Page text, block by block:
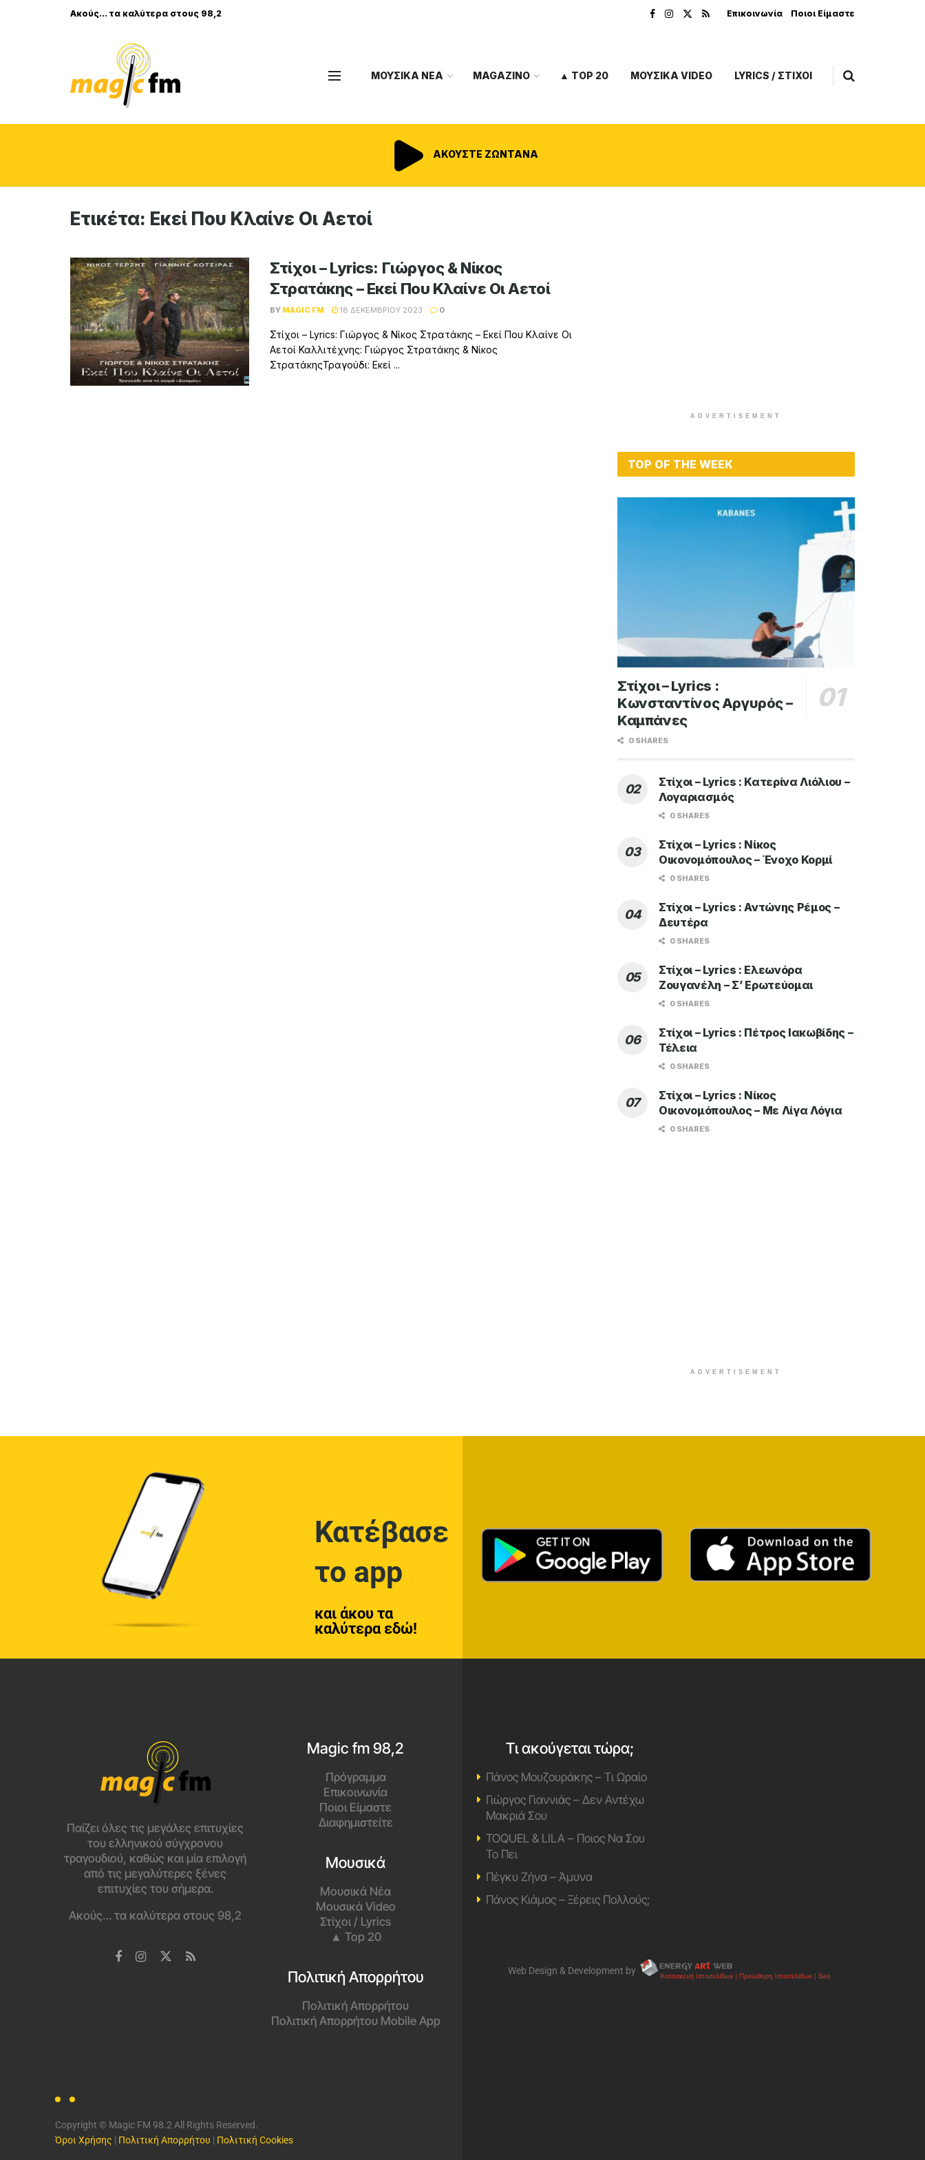
Ακούς... τα καλύτερα στους 98,2 Επικοινωνία Ποιοι Είμαστε
ΜΟΥΣΙΚΑ ΝΕΑ MAGAZINO ▲ TOP 20 ΜΟΥΣΙΚΑ VIDEO LYRICS / ΣΤΙΧΟΙ
ΑΚΟΥΣΤΕ ΖΩΝΤΑΝΑ
Ετικέτα: Εκεί Που Κλαίνε Οι Αετοί
Στίχοι – Lyrics: Γιώργος & Νίκος
Στρατάκης – Εκεί Που Κλαίνε Οι Αετοί
BY MAGIC FM 18 ΔΕΚΕΜΒΡΊΟΥ 2023 0
Στίχοι – Lyrics: Γιώργος & Νίκος Στρατάκης – Εκεί Που Κλαίνε Οι
Αετοί Καλλιτέχνης: Γιώργος Στρατάκης & Νίκος
ΣτρατάκηςΤραγούδι: Εκεί ...
ADVERTISEMENT
TOP OF THE WEEK
Στίχοι – Lyrics :
Κωνσταντίνος Αργυρός –
Καμπάνες
0 SHARES
Στίχοι – Lyrics : Κατερίνα Λιόλιου –
Λογαριασμός
0 SHARES
Στίχοι – Lyrics : Νίκος
Οικονομόπουλος – Ένοχο Κορμί
0 SHARES
Στίχοι – Lyrics : Αντώνης Ρέμος –
Δευτέρα
0 SHARES
Στίχοι – Lyrics : Ελεωνόρα
Ζουγανέλη – Σ’ Ερωτεύομαι
0 SHARES
Στίχοι – Lyrics : Πέτρος Ιακωβίδης –
Τέλεια
0 SHARES
Στίχοι – Lyrics : Νίκος
Οικονομόπουλος – Με Λίγα Λόγια
0 SHARES
ADVERTISEMENT
Κατέβασε
το app
και άκου τα
καλύτερα εδώ!
Παίζει όλες τις μεγάλες επιτυχίες
του ελληνικού σύγχρονου
τραγουδιού, καθώς και μία επιλογή
από τις μεγαλύτερες ξένες
επιτυχίες του σήμερα.
Ακούς… τα καλύτερα στους 98,2
Magic fm 98,2
Πρόγραμμα
Επικοινωνία
Ποιοι Είμαστε
Διαφημιστείτε
Μουσικά
Μουσικά Νέα
Μουσικά Video
Στίχοι / Lyrics
▲ Top 20
Πολιτική Απορρήτου
Πολιτική Απορρήτου
Πολιτική Απορρήτου Mobile App
Copyright © Magic FM 98.2 All Rights Reserved.
Όροι Χρήσης | Πολιτική Απορρήτου | Πολιτική Cookies
Τι ακούγεται τώρα;
Πάνος Μουζουράκης – Τι Ωραίο
Γιώργος Γιαννιάς – Δεν Αντέχω
Μακριά Σου
TOQUEL & LILA – Ποιος Να Σου
Το Πει
Πέγκυ Ζήνα – Άμυνα
Πάνος Κιάμος – Ξέρεις Πολλούς;
Web Design & Development by